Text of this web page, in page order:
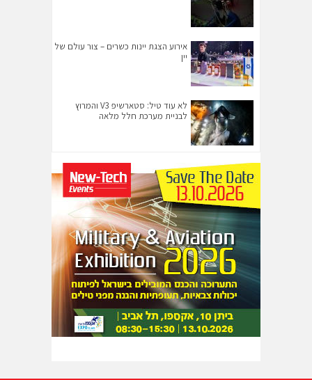
אירוע הצגת יינות כשרים – צור עולם של
יין
לא עוד טיל: סטארשיפ V3 והמרוץ
לבניית מערכת חלל מלאה